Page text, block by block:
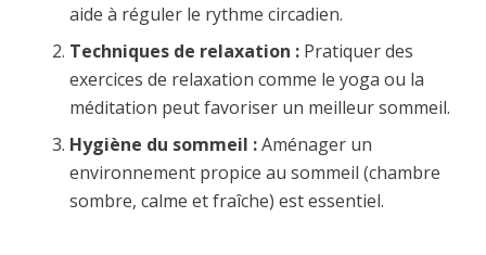
aide à réguler le rythme circadien.
Techniques de relaxation : Pratiquer des
exercices de relaxation comme le yoga ou la
méditation peut favoriser un meilleur sommeil.
Hygiène du sommeil :Aménager un
environnement propice au sommeil (chambre
sombre, calme et fraîche) est essentiel.